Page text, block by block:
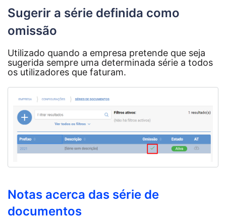
Sugerir a série definida como
omissão
Utilizado quando a empresa pretende que seja
sugerida sempre uma determinada série a todos
os utilizadores que faturam.
Notas acerca das série de
documentos